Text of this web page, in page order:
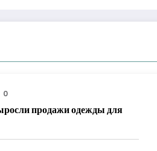
0
продажи одежды для